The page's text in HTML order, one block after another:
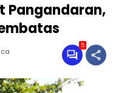
Pangandaran,
5